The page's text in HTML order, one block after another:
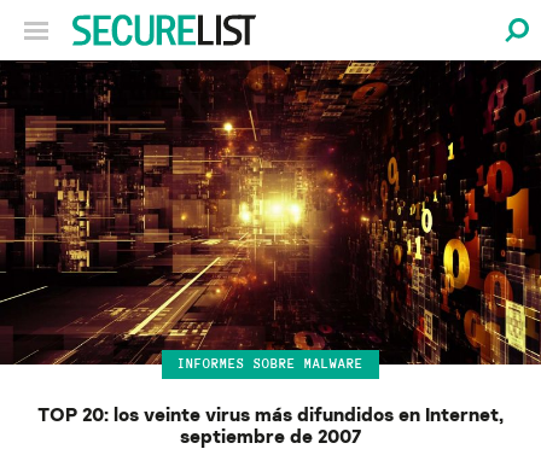
INFORMES SOBRE MALWARE
TOP 20: los veinte virus más difundidos en Internet,
septiembre de 2007